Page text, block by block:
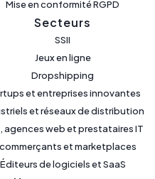
Mise en conformité RGPD
Secteurs
SSII
Jeux en ligne
Dropshipping
et entreprises innovantes
et réseaux de distribution
agences web et prestataires IT
et marketplaces
Éditeurs de logiciels et SaaS